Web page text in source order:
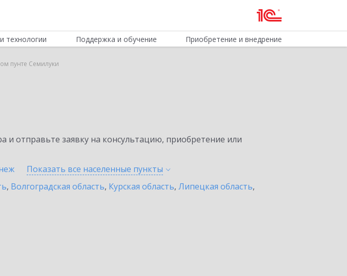
технологии Поддержка и обучение Приобретение и внедрение
пунте Семилуки
отправьте заявку на консультацию, приобретение или
Показать все населенные пункты
, Волгоградская область, Курская область, Липецкая область,